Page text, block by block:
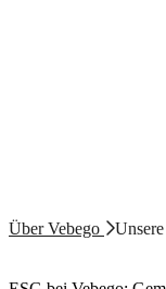
Über Vebego